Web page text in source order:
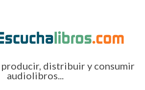
producir, distribuir y consumir
audiolibros...